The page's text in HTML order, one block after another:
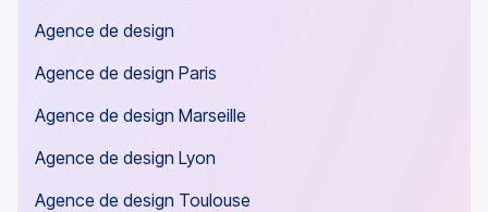
Agence de design
Agence de design Paris
Agence de design Marseille
Agence de design Lyon
Agence de design Toulouse